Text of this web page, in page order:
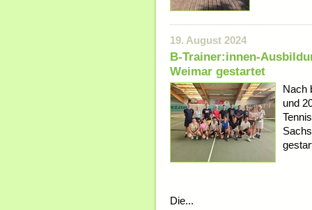
19. August 2024
B-Trainer:innen-
Weimar gestartet
Nach
und
Die...